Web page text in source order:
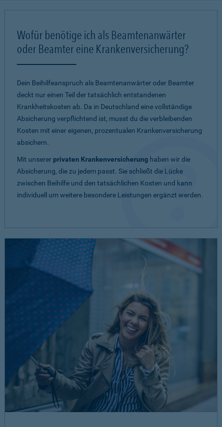
Wofür benötige ich als Beamtenanwärter
oder Beamter eine Krankenversicherung?
Dein Beihilfeanspruch als Beamtenanwärter oder Beamter
deckt nur einen Teil der tatsächlich entstandenen
Krankheitskosten ab. Da in Deutschland eine vollständige
Absicherung verpflichtend ist, musst du die verbleibenden
Kosten mit einer eigenen, prozentualen Krankenversicherung
absichern.
Mit unserer privaten Krankenversicherung haben wir die
Absicherung, die zu jedem passt. Sie schließt die Lücke
zwischen Beihilfe und den tatsächlichen Kosten und kann
individuell um weitere besondere Leistungen ergänzt werden.